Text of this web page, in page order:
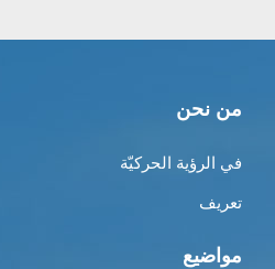
من نحن
في الرؤية الحركيّة
تعريف
مواضيع